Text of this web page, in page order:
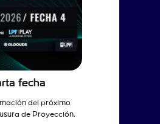
fecha
del próximo
de Proyección.